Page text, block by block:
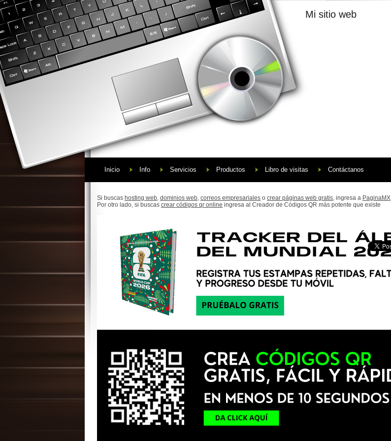
Mi sitio web
Inicio Info Servicios Productos Libro de visitas Contáctanos
Si buscas hosting web, dominios web, correos empresariales o crear páginas web gratis, ingresa a PaginaMX
Por otro lado, si buscas crear códigos qr online ingresa al Creador de Códigos QR más potente que existe